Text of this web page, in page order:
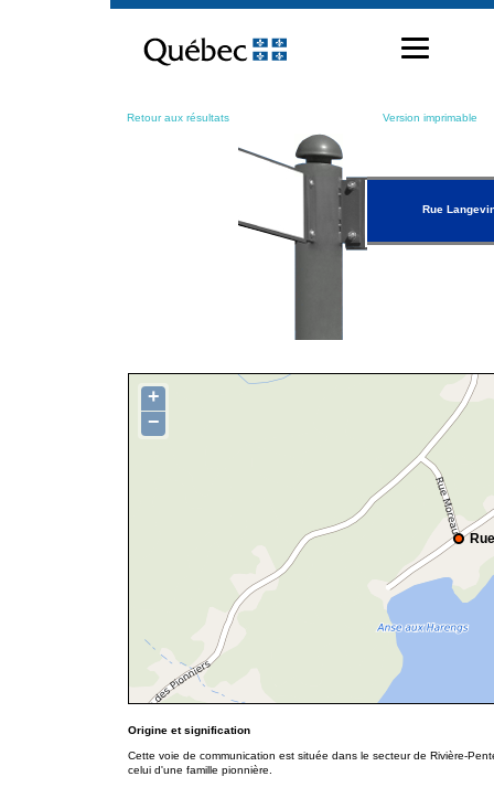
contenu
Retour aux résultats Version imprimable
Rue
+
−
Origine et signification
Cette voie de communication est située dans le secteur de Rivière-
celui d'une famille pionnière.